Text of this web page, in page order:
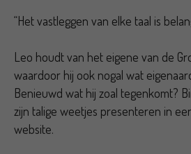
“Het vastleggen van elke taal is
Leo houdt van het eigene van de
waardoor hij ook nogal wat
Benieuwd wat hij zoal tegenkomt?
zijn talige weetjes presenteren in
website.